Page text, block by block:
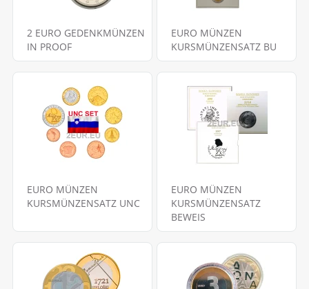
2 EURO GEDENKMÜNZEN
IN PROOF
EURO MÜNZEN
KURSMÜNZENSATZ BU
EURO MÜNZEN
KURSMÜNZENSATZ UNC
EURO MÜNZEN
KURSMÜNZENSATZ
BEWEIS